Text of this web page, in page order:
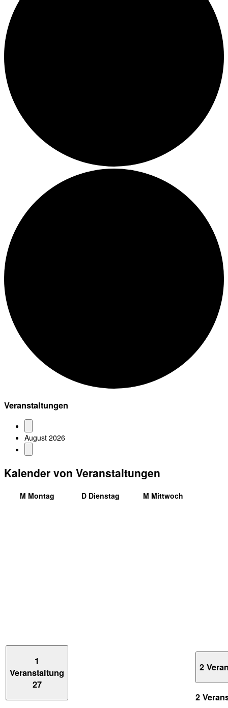
Veranstaltungen
August 2026
Kalender von Veranstaltungen
M Montag D Dienstag M Mittwoch
1
Veranstaltung
27
2
2